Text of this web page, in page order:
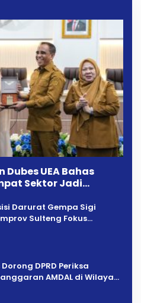
UEA Bahas
Sektor Jadi
Darurat Gempa Sigi
Sulteng Fokus
DPRD Periksa
AMDAL di Wilayah